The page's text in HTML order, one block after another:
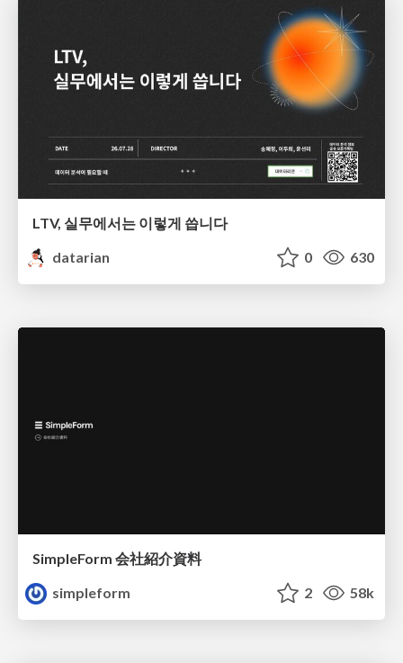
LTV, 실무에서는 이렇게 씁니다
datarian
0 630
SimpleForm 会社紹介資料
simpleform
2 58k